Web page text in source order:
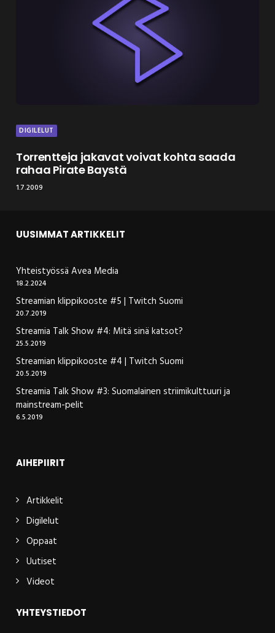
DIGILELUT
Torrentteja jakavat voivat kohta saada
rahaa Pirate Baystä
1.7.2009
UUSIMMAT ARTIKKELIT
Yhteistyössä Avea Media
18.2.2024
Streamian klippikooste #5 | Twitch Suomi
20.7.2019
Streamia Talk Show #4: Mitä sinä katsot?
25.5.2019
Streamian klippikooste #4 | Twitch Suomi
20.5.2019
Streamia Talk Show #3: Suomalainen striimikulttuuri ja
mainstream-pelit
6.5.2019
AIHEPIIRIT
Artikkelit
Digilelut
Oppaat
Uutiset
Videot
YHTEYSTIEDOT